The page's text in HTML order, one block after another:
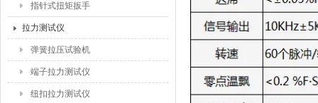
指针式扭矩扳手
拉力测试仪
弹簧拉压试验机
端子拉力测试仪
纽扣拉力测试仪